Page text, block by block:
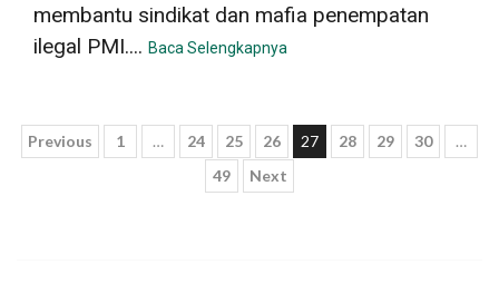
membantu sindikat dan mafia penempatan
ilegal PMI.... Baca Selengkapnya
Paginasi
Previous 1 … 24 25 26 27 28 29 30
…
49
Next